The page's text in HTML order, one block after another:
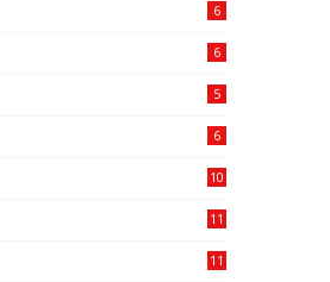
6
6
5
6
10
11
11